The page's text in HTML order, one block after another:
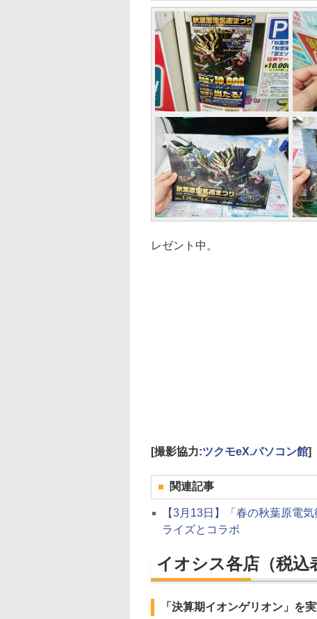
レゼント中。
[撮影協力:ツクモeX.パソコン館]
関連記事
【3月13日】「春の秋葉原電
ライズとコラボ
イオシス各店 （税込
「決算期イオンゲリオン」を